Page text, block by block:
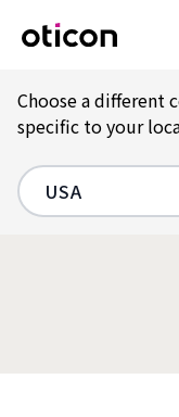
Choose a different
specific to your